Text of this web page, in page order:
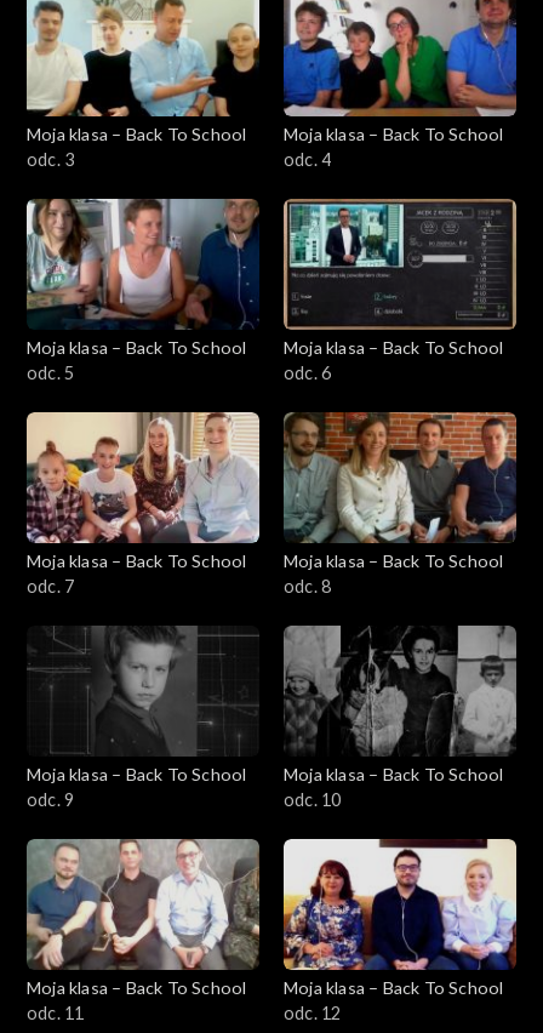
Moja klasa – Back To School
odc. 3
Moja klasa – Back To School
odc. 4
Moja klasa – Back To School
odc. 5
Moja klasa – Back To School
odc. 6
Moja klasa – Back To School
odc. 7
Moja klasa – Back To School
odc. 8
Moja klasa – Back To School
odc. 9
Moja klasa – Back To School
odc. 10
Moja klasa – Back To School
odc. 11
Moja klasa – Back To School
odc. 12